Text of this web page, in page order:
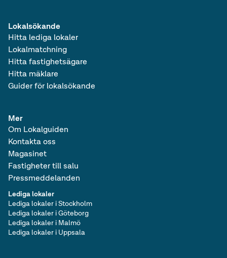
Lokalsökande
Hitta lediga lokaler
Lokalmatchning
Hitta fastighetsägare
Hitta mäklare
Guider för lokalsökande
Mer
Om Lokalguiden
Kontakta oss
Magasinet
Fastigheter till salu
Pressmeddelanden
Lediga lokaler
Lediga lokaler i Stockholm
Lediga lokaler i Göteborg
Lediga lokaler i Malmö
Lediga lokaler i Uppsala